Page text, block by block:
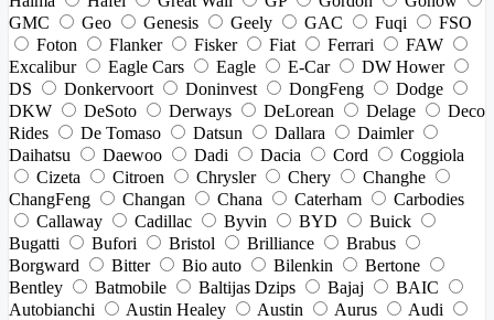
GMC
Geo Genesis Geely GAC Fuqi
FSO
Foton
Flanker Fisker Fiat Ferrari
FAW
Excalibur
Eagle Cars Eagle E-Car
DW Hower
DS
Donkervoort Doninvest DongFeng
Dodge
DKW
DeSoto Derways DeLorean Delage
Deco
Rides
De Tomaso Datsun Dallara
Daimler
Daihatsu
Daewoo Dadi Dacia Cord
Coggiola
Cizeta
Citroen Chrysler Chery
Changhe
ChangFeng
Changan Chana Caterham
Carbodies
Callaway
Cadillac Byvin BYD
Buick
Bugatti
Bufori Bristol Brilliance
Brabus
Borgward
Bitter Bio auto Bilenkin
Bertone
Bentley
Batmobile Baltijas Dzips Bajaj
BAIC
Autobianchi
Austin Healey Austin Aurus
Audi